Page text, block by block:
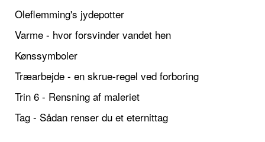
Oleflemming's jydepotter
Varme - hvor forsvinder vandet hen
Kønssymboler
Træarbejde - en skrue-regel ved forboring
Trin 6 - Rensning af maleriet
Tag - Sådan renser du et eternittag